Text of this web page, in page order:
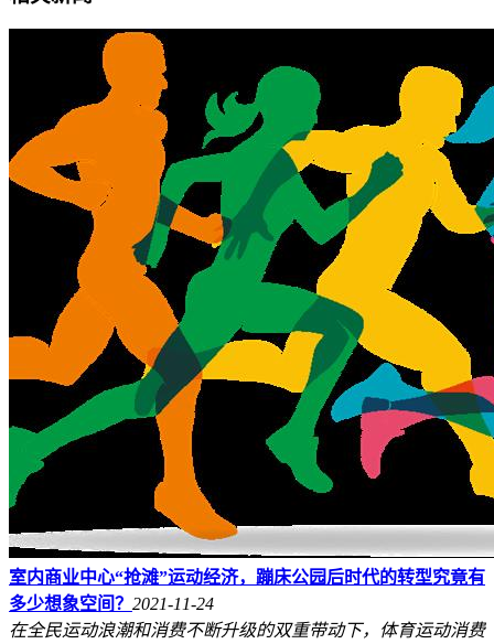
室内商业中心“抢滩”运动经济，蹦床公园后时代的转型究竟有
多少想象空间？ 2021-11-24
在全民运动浪潮和消费不断升级的双重带动下，体育运动消费